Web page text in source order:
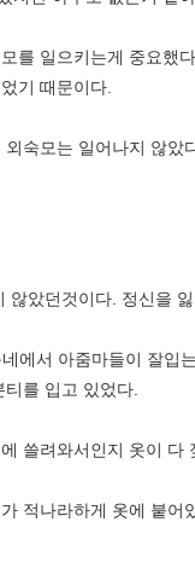
를 일으키는게 중요했
기 때문이다.
숙모는 일어나지 않았
않았던것이다. 정신을
에서 아줌마들이 잘입
를 입고 있었다.
쓸려와서인지 옷이 다
적나라하게 옷에 붙어